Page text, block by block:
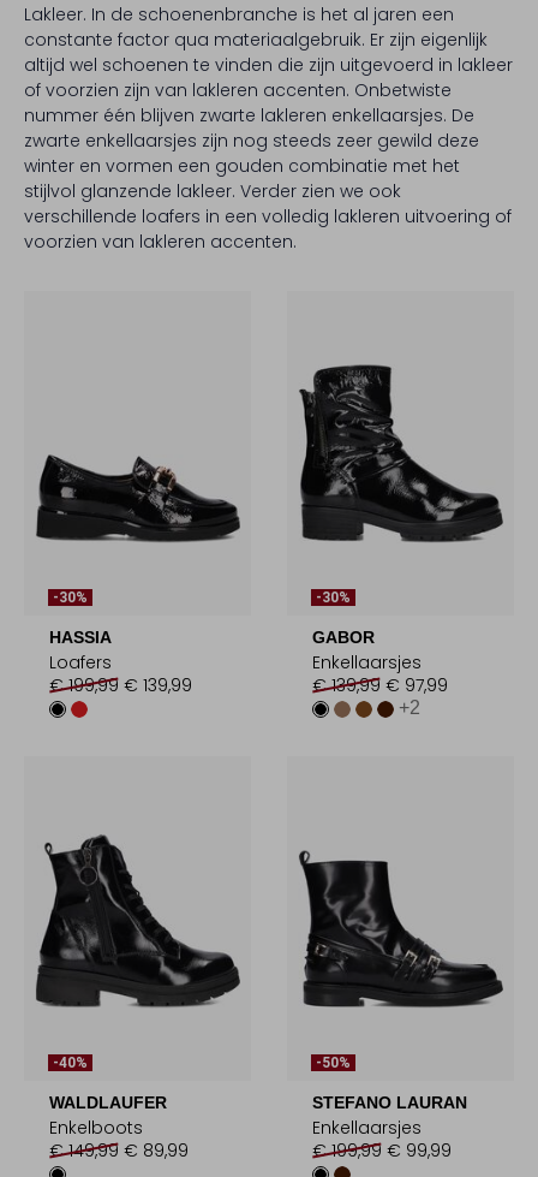
Lakleer. In de schoenenbranche is het al jaren een
constante factor qua materiaalgebruik. Er zijn eigenlijk
altijd wel schoenen te vinden die zijn uitgevoerd in lakleer
of voorzien zijn van lakleren accenten. Onbetwiste
nummer één blijven zwarte lakleren enkellaarsjes. De
zwarte enkellaarsjes zijn nog steeds zeer gewild deze
winter en vormen een gouden combinatie met het
stijlvol glanzende lakleer. Verder zien we ook
verschillende loafers in een volledig lakleren uitvoering of
voorzien van lakleren accenten.
-30%
HASSIA
Loafers
€ 199,99 € 139,99
-30%
GABOR
Enkellaarsjes
€ 139,99 € 97,99
+2
-40%
WALDLAUFER
Enkelboots
€ 149,99 € 89,99
-50%
STEFANO LAURAN
Enkellaarsjes
€ 199,99 € 99,99